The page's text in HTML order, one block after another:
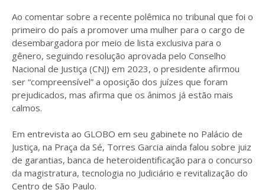
Ao comentar sobre a recente polêmica no tribunal que foi o
primeiro do país a promover uma mulher para o cargo de
desembargadora por meio de lista exclusiva para o
gênero, seguindo resolução aprovada pelo Conselho
Nacional de Justiça (CNJ) em 2023, o presidente afirmou
ser “compreensível” a oposição dos juízes que foram
prejudicados, mas afirma que os ânimos já estão mais
calmos.
Em entrevista ao GLOBO em seu gabinete no Palácio de
Justiça, na Praça da Sé, Torres Garcia ainda falou sobre juiz
de garantias, banca de heteroidentificação para o concurso
da magistratura, tecnologia no Judiciário e revitalização do
Centro de São Paulo.